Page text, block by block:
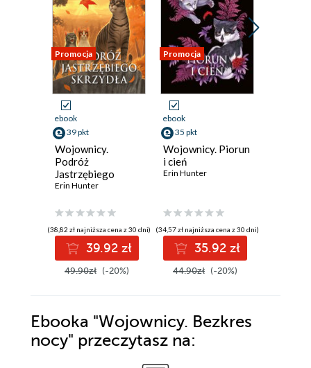
Promocja
ebook
39 pkt
Wojownicy.
Podróż
Jastrzębiego
Skrzydła
Erin Hunter
(38,82 zł najniższa cena z 30 dni)
39.92 zł
49.90zł (-20%)
Promocja
ebook
35 pkt
Wojownicy. Piorun
i cień
Erin Hunter
(34,57 zł najniższa cena z 30 dni)
35.92 zł
44.90zł (-20%)
Ebooka "Wojownicy. Bezkres
nocy" przeczytasz na: